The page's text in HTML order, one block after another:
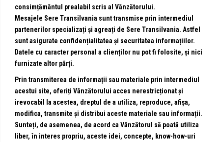
consimțământul prealabil scris al Vânzătorului.
Mesajele Sere Transilvania sunt transmise prin intermediul
partenerilor specializați și agreați de Sere Transilvania. Astfel
sunt asigurate confidențialitatea și securitatea informațiilor.
Datele cu caracter personal a clienților nu pot fi folosite, și nici
furnizate altor părți.
Prin transmiterea de informații sau materiale prin intermediul
acestui site, oferiți Vânzătorului acces nerestricționat și
irevocabil la acestea, dreptul de a utiliza, reproduce, afișa,
modifica, transmite și distribui aceste materiale sau informații.
Sunteți, de asemenea, de acord ca Vânzătorul să poată utiliza
liber, în interes propriu, aceste idei, concepte, know-how-uri